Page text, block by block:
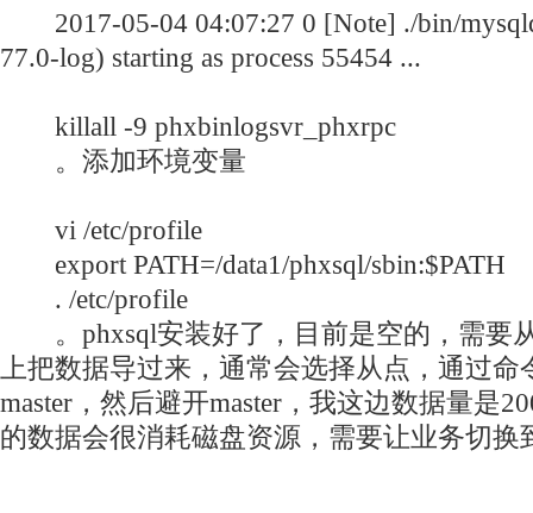
2017-05-04 04:07:27 0 [Note] ./bin/
77.0-log) starting as process 55454 ...
killall -9 phxbinlogsvr_phxrpc
。添加环境变量
vi /etc/profile
export PATH=/data1/phxsql/sbin:$PATH
. /etc/profile
。phxsql安装好了，目前是空的，需要
上把数据导过来，通常会选择从点，通过命
master，然后避开master，我这边数据量是
的数据会很消耗磁盘资源，需要让业务切换